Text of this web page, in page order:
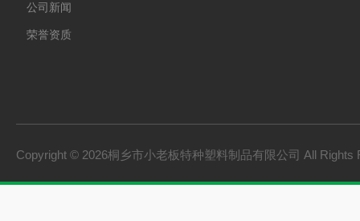
公司新闻
荣誉资质
Copyright © 2026桐乡市小老板特种塑料制品有限公司 All